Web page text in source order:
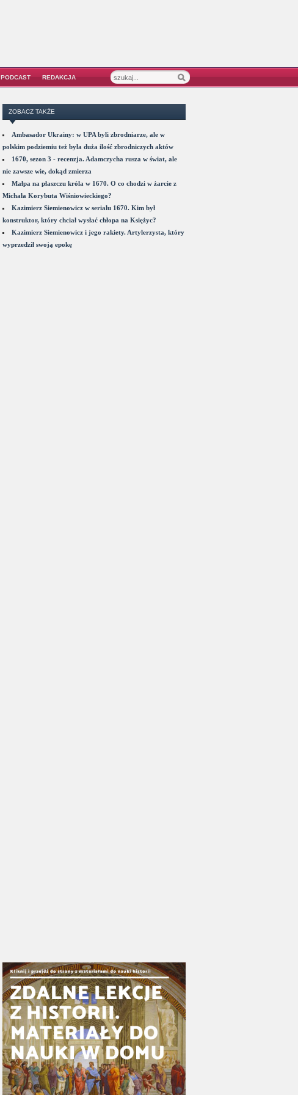
PODCAST REDAKCJA
ZOBACZ TAKŻE
Ambasador Ukrainy: w UPA byli zbrodniarze, ale w
polskim podziemiu też była duża ilość zbrodniczych aktów
1670, sezon 3 - recenzja. Adamczycha rusza w świat, ale
nie zawsze wie, dokąd zmierza
Małpa na płaszczu króla w 1670. O co chodzi w żarcie z
Michała Korybuta Wiśniowieckiego?
Kazimierz Siemienowicz w serialu 1670. Kim był
konstruktor, który chciał wysłać chłopa na Księżyc?
Kazimierz Siemienowicz i jego rakiety. Artylerzysta, który
wyprzedził swoją epokę